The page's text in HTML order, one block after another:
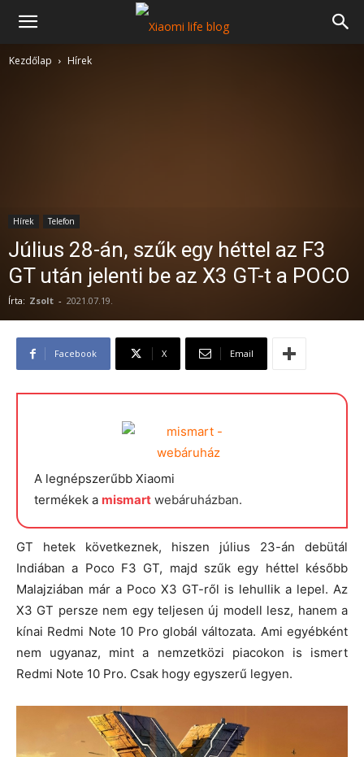
Kezdőlap Hírek
Hírek Telefon
Július 28-án, szűk egy héttel az F3
GT után jelenti be az X3 GT-t a POCO
Írta: Zsolt - 2021.07.19.
Facebook X Email
A legnépszerűbb Xiaomi
termékek a mismart webáruházban.
GT hetek következnek, hiszen július 23-án debütál
Indiában a Poco F3 GT, majd szűk egy héttel később
Malajziában már a Poco X3 GT-ről is lehullik a lepel. Az
X3 GT persze nem egy teljesen új modell lesz, hanem a
kínai Redmi Note 10 Pro globál változata. Ami egyébként
nem ugyanaz, mint a nemzetközi piacokon is ismert
Redmi Note 10 Pro. Csak hogy egyszerű legyen.